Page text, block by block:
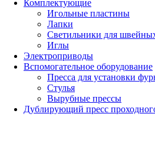
Комплектующие
Игольные пластины
Лапки
Светильники для
Иглы
Электроприводы
Вспомогательное оборудование
Пресса для установки
Стулья
Вырубные прессы
Дублирующий пресс